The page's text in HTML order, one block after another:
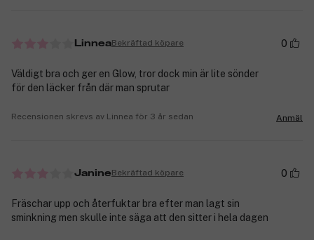
LinneaBekräftad köpare 0
Väldigt bra och ger en Glow, tror dock min är lite sönder
för den läcker från där man sprutar
Recensionen skrevs av Linnea för 3 år sedan Anmäl
JanineBekräftad köpare 0
Fräschar upp och återfuktar bra efter man lagt sin
sminkning men skulle inte säga att den sitter i hela dagen